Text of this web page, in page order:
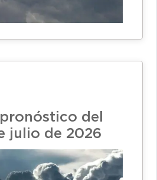
del
julio de 2026